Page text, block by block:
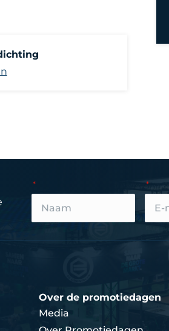
Over de promotiedagen
Media